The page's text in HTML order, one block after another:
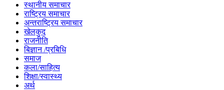
स्थानीय समाचार
राष्ट्रिय समाचार
अन्तराष्ट्रिय समाचार
खेलकुद
राजनीति
बिज्ञान /प्रबिधि
समाज
कला/साहित्य
शिक्षा/स्वास्थ्य
अर्थ